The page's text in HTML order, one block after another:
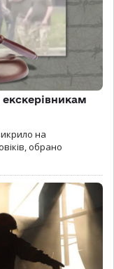
на
обрано